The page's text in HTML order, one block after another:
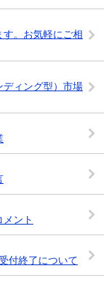
。お気軽にご相
ディング型）市場
ント
付終了について